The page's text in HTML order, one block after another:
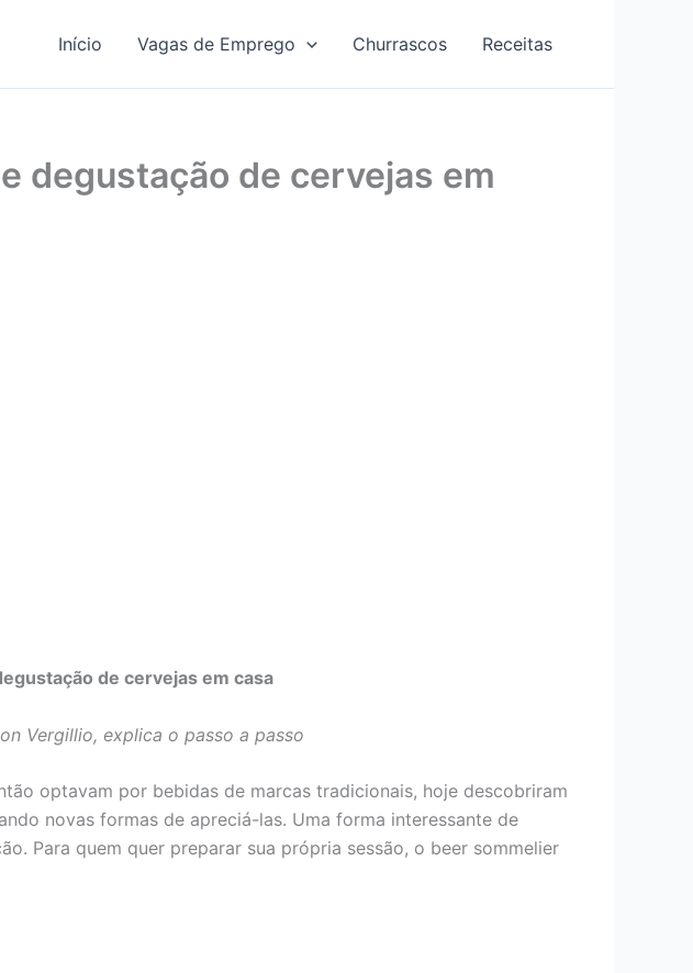
Início Vagas de Emprego Churrascos Receitas
degustação de cervejas em
de cervejas em casa
Vergillio, explica o passo a passo
optavam por bebidas de marcas tradicionais, hoje descobriram
novas formas de apreciá-las. Uma forma interessante de
Para quem quer preparar sua própria sessão, o beer sommelier